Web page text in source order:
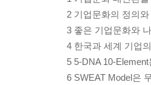
2 기업문화의 정의
3 좋은 기업문화와
4 한국과 세계 기업
5 5-DNA 10-
6 SWEAT Model은